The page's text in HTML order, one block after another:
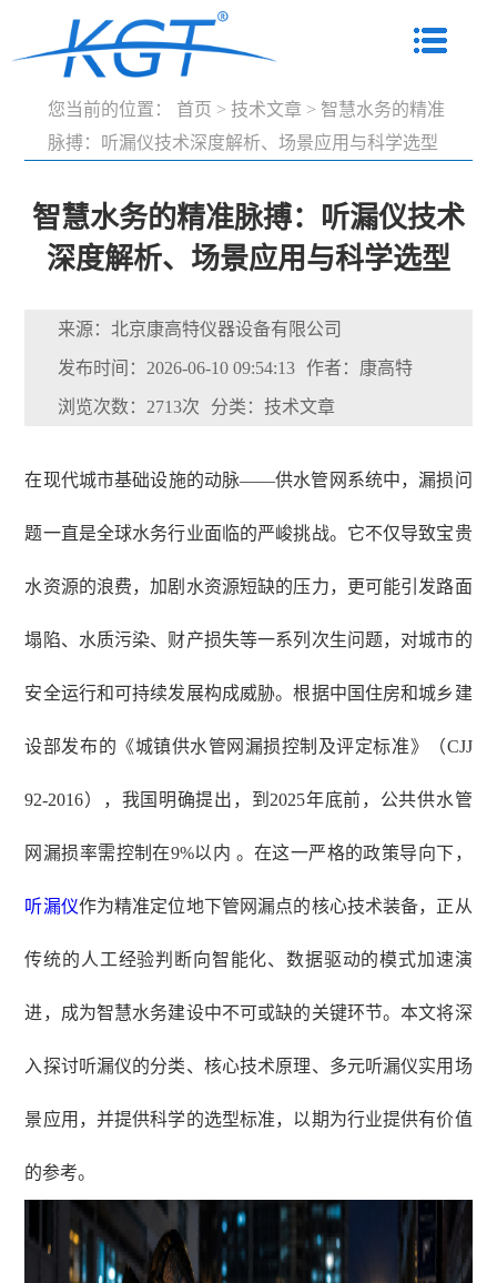
您当前的位置： 首页 > 技术文章 > 智慧水务的精准
脉搏：听漏仪技术深度解析、场景应用与科学选型
智慧水务的精准脉搏：听漏仪技术
深度解析、场景应用与科学选型
来源：北京康高特仪器设备有限公司
发布时间：2026-06-10 09:54:13 作者：康高特
浏览次数：2713次 分类：技术文章
在现代城市基础设施的动脉——供水管网系统中，漏损问
题一直是全球水务行业面临的严峻挑战。它不仅导致宝贵
水资源的浪费，加剧水资源短缺的压力，更可能引发路面
塌陷、水质污染、财产损失等一系列次生问题，对城市的
安全运行和可持续发展构成威胁。根据中国住房和城乡建
设部发布的《城镇供水管网漏损控制及评定标准》（CJJ
92-2016），我国明确提出，到2025年底前，公共供水管
网 漏损率需控制在9%以内 。在这一严格的政策导向下，
听漏仪作为精准定位地下管网漏点的核心技术装备，正从
传统的人工经验判断向智能化、数据驱动的模式加速演
进，成为智慧水务建设中不可或缺的关键环节。本文将深
入探讨听漏仪的分类、核心技术原理、多元听漏仪实用场
景应用，并提供科学的选型标准，以期为行业提供有价值
的参考。